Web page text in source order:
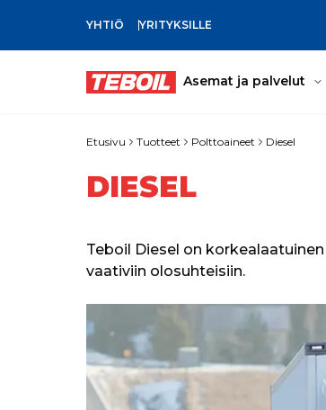
SIIRRY PÄÄSISÄLTÖÖN
YHTIÖ YRITYKSILLE
Asemat ja palvelut
Etusivu Tuotteet Polttoaineet Diesel
DIESEL
Teboil Diesel on
vaativiin olosuhteisiin.